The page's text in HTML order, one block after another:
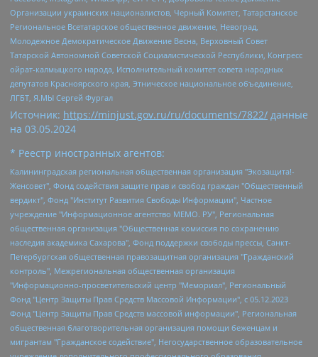
Организации украинских националистов, Черный Комитет, Татарстанское
Региональное Всетатарское общественное движение, Невоград,
Молодежное Демократическое Движение Весна, Верховный Совет
Татарской Автономной Советской Социалистической Республики, Конгресс
ойрат-калмыцкого народа, Исполнительный комитет совета народных
депутатов Красноярского края, Этническое национальное объединение,
ЛГБТ, Я.МЫ Сергей Фургал
Источник: https://minjust.gov.ru/ru/documents/7822/ данные
на 03.05.2024
* Реестр иностранных агентов:
Калининградская региональная общественная организация "Экозащита!-Женсовет", Фонд содействия защите прав и свобод граждан "Общественный вердикт", Фонд "Институт Развития Свободы Информации", Частное учреждение "Информационное агентство МЕМО. РУ", Региональная общественная организация "Общественная комиссия по сохранению наследия академика Сахарова", Фонд поддержки свободы прессы, Санкт-Петербургская общественная правозащитная организация "Гражданский контроль", Межрегиональная общественная организация "Информационно-просветительский центр "Мемориал", Региональный Фонд "Центр Защиты Прав Средств Массовой Информации", с 05.12.2023 Фонд "Центр Защиты Прав Средств массовой информации", Региональная общественная благотворительная организация помощи беженцам и мигрантам "Гражданское содействие", Негосударственное образовательное учреждение дополнительного профессионального образования (повышение квалификации) специалистов "АКАДЕМИЯ ПО ПРАВАМ ЧЕЛОВЕКА", Свердловская региональная общественная организация "Сутяжник", Автономная некоммерческая организация "Центр независимых социологических исследований", Союз общественных объединений "Российский исследовательский центр по правам человека", Региональное общественное учреждение научно-информационный центр "МЕМОРИАЛ", Некоммерческая организация "Фонд защиты гласности", Автономная некоммерческая организация "Институт прав человека", Городская общественная организация "Екатеринбургское общество "МЕМОРИАЛ", Городская общественная организация "Рязанское историко-просветительское и правозащитное общество "Мемориал" (Рязанский Мемориал), Челябинский региональный орган общественной самодеятельности – женское общественное объединение "Женщины Евразии", Челябинский региональный орган общественной самодеятельности "Уральская правозащитная группа", Фонд содействия защите здоровья и социальной справедливости имени Андрея Рылькова, Автономная Некоммерческая Организация "Аналитический Центр Юрия Левады", Автономная некоммерческая организация социальной поддержки населения "Проект Апрель", Региональная общественная организация помощи женщинам и детям, находящимся в кризисной ситуации "Информационно-методический центр "Анна", Фонд содействия развитию массовых коммуникаций и правовому просвещению "Так-так-Так", Фонд содействия устойчивому развитию "Серебряная тайга", Свердловский региональный общественный фонд социальных проектов "Новое время", "Idel.Реалии", Кавказ.Реалии, Крым.Реалии, Телеканал Настоящее Время, Татаро-башкирская служба Радио Свобода (Azatliq Radiosi), Радио Свободная Европа/Радио Свобода (PCE/PC), "Сибирь.Реалии", "Фактограф", Благотворительный фонд помощи осужденным и их семьям, Автономная некоммерческая организация "Институт глобализации и социальных движений", Фонд "В защиту прав заключенных", Частное учреждение "Центр поддержки и содействия развитию средств массовой информации", Пензенский региональный общественный благотворительный фонд "Гражданский союз", "Север.Реалии", Некоммерческая организация Фонд "Правовая инициатива", Общество с ограниченной ответственностью "Радио Свободная Европа/Радио Свобода", Чешское информационное агентство "MEDIUM-ORIENT", Красноярская региональная общественная организация "Мы против СПИДа", Камалягин Денис Николаевич, Маркелов Сергей Евгеньевич, Пономарев Лев Александрович, Савицкая Людмила Алексеевна, Автономная некоммерческая организация "Центр по работе с проблемой насилия "НАСИЛИЮ.НЕТ", Межрегиональный профессиональный союз работников здравоохранения "Альянс врачей", Юридическое лицо, зарегистрированное в Латвийской Республике, SIA "Medusa Project" (регистрационный номер 40103797863, дата регистрации 10.06.2014), Некоммерческая организация "Фонд по борьбе с коррупцией", Автономная некоммерческая организация "Институт права и публичной политики", Баданин Роман Сергеевич, Гликин Максим Александрович, Железнова Мария Михайловна, Лукьянова Юлия Сергеевна, Маетная Елизавета Витальевна, Маняхин Петр Борисович, Чуракова Ольга Владимировна, Ярош Юлия Петровна, Юридическое лицо "The Insider SIA", зарегистрированное в Риге, Латвийская Республика (дата регистрации 26.06.2015), являющееся администратором доменного имени интернет-издания "The Insider SIA", https://theins.ru, Постернак Алексей Евгеньевич, Рубин Михаил Аркадьевич, Анин Роман Александрович, Юридическое лицо Istories fonds, зарегистрированное в Латвийской Республике (регистрационный номер 50008295751, дата регистрации 24.02.2020), Великовский Дмитрий Александрович, Долинина Ирина Николаевна, Мароховская Алеся Алексеевна, Шлейнов Роман Юрьевич, Шмагун Олеся Валентиновна, Общество с ограниченной ответственностью "Альтаир 2021", Общество с ограниченной ответственностью "Вега 2021", Общество с ограниченной ответственностью "Главный редактор 2021", Общество с ограниченной ответственностью "Ромашки монолит", Важенков Артем Валерьевич, Ивановская областная общественная организация "Центр гендерных исследований", Гурман Юрий Альбертович, Медиапроект "ОВД-Инфо", Егоров Владимир Владимирович, Жилинский Владимир Александрович, Общество с ограниченной ответственностью "ЗП", Иванова София Юрьевна, Карезина Инна Павловна, Кильтау Екатерина Викторовна, Петров Алексей Викторович, Пискунов Сергей Евгеньевич, Смирнов Сергей Сергеевич, Тихонов Михаил Сергеевич, Общество с ограниченной ответственностью "ЖУРНАЛИСТ-ИНОСТРАННЫЙ АГЕНТ", Арапова Галина Юрьевна, Вольтская Татьяна Анатольевна, Американская компания "Mason G.E.S. Anonymous Foundation" (США), являющаяся владельцем интернет-издания https://mnews.world/, Компания "Stichting Bellingcat", зарегистрированная в Нидерландах (дата регистрации 11.07.2018), Захаров Андрей Вячеславович, Клепиковская Екатерина Дмитриевна, Общество с ограниченной ответственностью "МЕМО", Перл Роман Александрович, Симонов Евгений Алексеевич, Соловьева Елена Анатольевна, Сотников Даниил Владимирович, Сурначева Елизавета Дмитриевна, Автономная некоммерческая организация по защите прав человека и информированию населения "Якутия – Наше Мнение", Общество с ограниченной ответственностью "Москоу диджитал медиа", с 26.01.2023 Общество с ограниченной ответственностью "Чайка Белые сады", Ветошкина Валерия Валерьевна, Заговора Максим Александрович, Межрегиональное общественное движение "Российская ЛГБТ - сеть", Оленичев Максим Владимирович, Павлов Иван Юрьевич, Скворцова Елена Сергеевна, Общество с ограниченной ответственностью "Как бы инагент", Кочетков Игорь Викторович, Общество с ограниченной ответственностью "Честные выборы", Еланчик Олег Александрович, Общество с ограниченной ответственностью "Нобелевский призыв", Гималова Регина Эмилевна, Григорьев Андрей Валерьевич, Григорьева Алина Александровна, Ассоциация по содействию защите прав призывников, альтернативнослужащих и военнослужащих "Правозащитная группа "Гражданин.Армия.Право", Хисамова Регина Фаритовна, Автономная некоммерческая организация по реализации социально-правовых программ "Лилит", Дальневосточное общественное движение "Маяк", Санкт-Петербургская ЛГБТ-инициативная группа "Выход", Инициативная группа ЛГБТ+ "Реверс", Алексеев Андрей Викторович, Бекбулатова Таисия Львовна, Беляев Иван Михайлович, Владыкина Елена Сергеевна, Гельман Марат Александрович, Никульшина Вероника Юрьевна, Толоконникова Надежда Андреевна, Шендерович Виктор Анатольевич, Общество с ограниченной ответственностью "Данное сообщение", Общество с ограниченной ответственностью Издательский дом "Новая глава", Айнбиндер Александра Александровна, Московский комьюнити-центр для ЛГБТ+инициатив, Благотворительный фонд развития филантропии, Deutsche Welle (Германия, Kurt-Schumacher-Strasse 3, 53113 Bonn), Борзунова Мария Михайловна, Воробьев Виктор Викторович, Голубева Анна Львовна, Константинова Алла Михайловна, Малкова Ирина Владимировна, Мурадов Мурад Абдулгалимович, Осетинская Елизавета Николаевна, Понасенков Евгений Николаевич, Ганапольский Матвей Юрьевич, Киселев Евгений Алексеевич, Борухович Ирина Григорьевна, Дремин Иван Тимофеевич, Дубровский Дмитрий Викторович, Красноярская региональная общественная организация поддержки и развития альтернативных образовательных технологий и межкультурных коммуникаций "ИНТЕРРА", Маяковская Екатерина Алексеевна, Фейгин Марк Захарович, Филимонов Андрей Викторович, Дзугкоева Регина Николаевна, Доброхотов Роман Александрович, Дудь Юрий Александрович, Елкин Сергей Владимирович, Кругликов Кирилл Игоревич, Сабунаева Мария Леонидовна, Семенов Алексей Владимирович, Шаинян Карен Багратович, Шульман Екатерина Михайловна, Асафьев Артур Валерьевич, Вахштайн Виктор Семенович, Венедиктов Алексей Алексеевич, Лушникова Екатерина Евгеньевна, Волков Леонид Михайлович, Невзоров Александр Глебович, Пархоменко Сергей Борисович, Сироткин Ярослав Николаевич, Кара-Мурза Владимир Владимирович, Баранова Наталья Владимировна, Гозман Леонид Яковлевич, Кагарлицкий Борис Юльевич, Климарев Михаил Валерьевич, Милов Владимир Станиславович, Автономная некоммерческая организация Краснодарский центр современного искусства "Типография", Моргенштерн Алишер Тагирович, Соболь Любовь Эдуардовна, Общество с ограниченной ответственностью "ЛИЗА НОРМ", Каспаров Гарри Кимович, Ходорковский Михаил Борисович, Общество с ограниченной ответственностью "Апрельские тезисы", Данилович Ирина Брониславовна, Кашин Олег Владимирович, Петров Николай Владимирович, Пивоваров Алексей Владимирович, Соколов Михаил Владимирович, Цветкова Юлия Владимировна, Чичваркин Евгений Александрович, Комитет против пыток/Команда против пыток, Общество с ограниченной ответственностью "Первый научный", Общество с ограниченной ответственностью "Вертолет и ко", Белоцерковская Вероника Борисовна, Кац Максим Евгеньевич, Лазарева Татьяна Юрьевна, Шаведдинов Руслан Табризович, Яшин Илья Валерьевич, Общество с ограниченной ответственностью "Иноагент ААВ", Алешковский Дмитрий Петрович, Альбац Евгения Марковна, Быков Дмитрий Львович, Галямина Юлия Евгеньевна, Лойко Сергей Леонидович, Мартынов Кирилл Константинович, Медведев Сергей Александрович, Крашенинников Федор Геннадиевич, Гордеева Катерина Вл